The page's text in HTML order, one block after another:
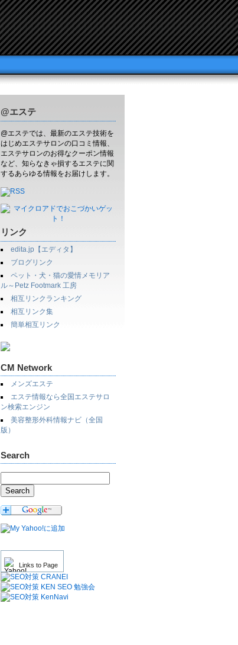
@エステ
@エステでは、最新のエステ技術を
はじめエステサロンの口コミ情報、
エステサロンのお得なクーポン情報
など、知らなきゃ損するエステに関
するあらゆる情報をお届けします。
リンク
edita.jp【エディタ】
ブログリンク
ペット・犬・猫の愛情メモリア
ル～Petz Footmark 工房
相互リンクランキング
相互リンク集
簡単相互リンク
CM Network
メンズエステ
エステ情報なら全国エステサロ
ン検索エンジン
美容整形外科情報ナビ（全国
版）
Search
Links to Page